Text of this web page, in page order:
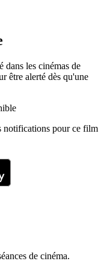
dans les cinémas de
être alerté dès qu'une
notifications pour ce film
de cinéma.